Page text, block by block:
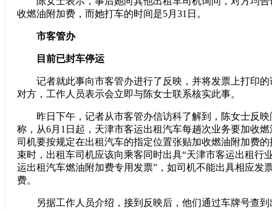
收燃油附加费，而她打车的时间是5月31日。
市客管办
目前已封车停运
记者就此事向市客管办进行了反映，并将发票上打印的
对方，工作人员表示会立即与陈女士联系核实此事。
昨日下午，记者从市客管办信访科了解到，陈女士反映
称，从6月1日起，天津市客运出租汽车每趟次业务要加收
司机要按规定在出租汽车的指定位置张贴加收燃油附加费
束时，出租车司机应该向乘客同时出具“天津市客运出租行
运出租汽车燃油附加费专用发票”，如司机不能出具相应发
费。
另据工作人员介绍，接到反映后，他们通过车牌号查到